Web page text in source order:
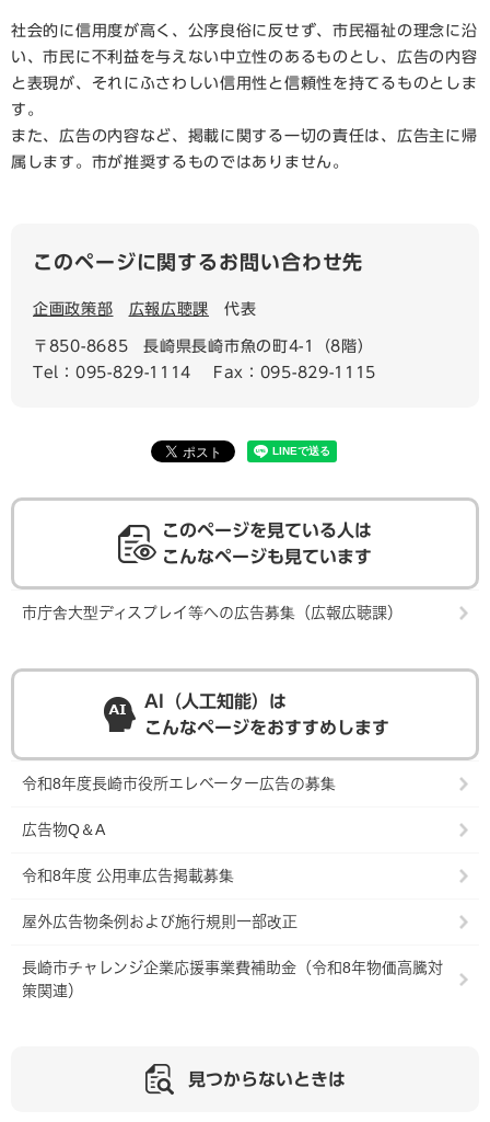
社会的に信用度が高く、公序良俗に反せず、市民福祉の理念に沿
い、市民に不利益を与えない中立性のあるものとし、広告の内容
と表現が、それにふさわしい信用性と信頼性を持てるものとしま
す。
また、広告の内容など、掲載に関する一切の責任は、広告主に帰
属します。市が推奨するものではありません。
このページに関するお問い合わせ先
企画政策部 広報広聴課 代表
〒850-8685
長崎県長崎市魚の町4-1（8階）
Tel：095-829-1114
Fax：095-829-1115
このページを見ている人は
こんなページも見ています
市庁舎大型ディスプレイ等への広告募集（広報広聴課）
AI（人工知能）は
こんなページをおすすめします
令和8年度長崎市役所エレベーター広告の募集
広告物Q＆A
令和8年度 公用車広告掲載募集
屋外広告物条例および施行規則一部改正
長崎市チャレンジ企業応援事業費補助金（令和8年物価高騰対
策関連）
見つからないときは